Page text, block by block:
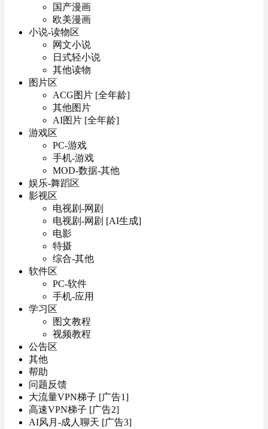
国产漫画
欧美漫画
小说-读物区
网文小说
日式轻小说
其他读物
图片区
ACG图片 [全年龄]
其他图片
AI图片 [全年龄]
游戏区
PC-游戏
手机-游戏
MOD-数据-其他
娱乐-舞蹈区
影视区
电视剧-网剧
电视剧-网剧 [AI生成]
电影
特摄
综合-其他
软件区
PC-软件
手机-应用
学习区
图文教程
视频教程
公告区
其他
帮助
问题反馈
大流量VPN梯子 [广告1]
高速VPN梯子 [广告2]
AI风月-成人聊天 [广告3]